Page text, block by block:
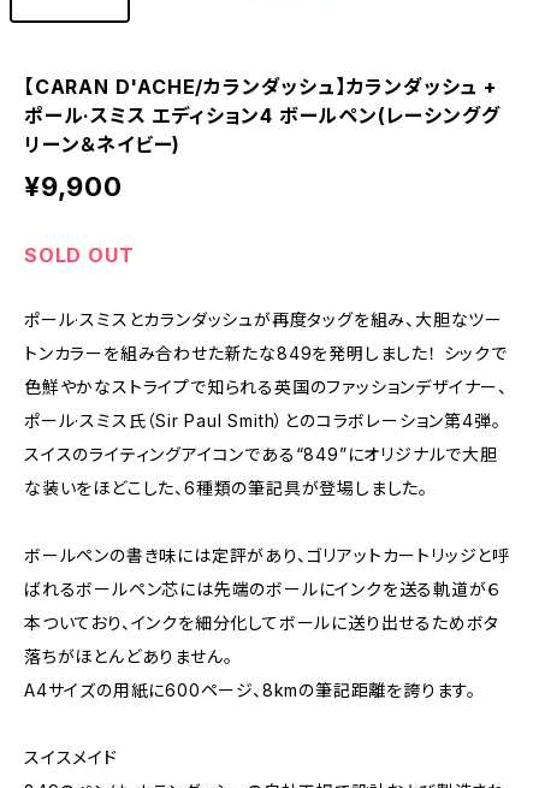
【CARAN D'ACHE/カランダッシュ】カランダッシュ +
ポール·スミス エディション4 ボールペン(レーシンググ
リーン＆ネイビー)
¥9,900
SOLD OUT
ポール·スミスとカランダッシュが再度タッグを組み、大胆なツー
トンカラーを組み合わせた新たな849を発明しました！ シックで
色鮮やかなストライプで知られる英国のファッションデザイナー、
ポール·スミス氏（Sir Paul Smith）とのコラボレーション第4弾。
スイスのライティングアイコンである“849”にオリジナルで大胆
な装いをほどこした、6種類の筆記具が登場しました。
ボールペンの書き味には定評があり、ゴリアットカートリッジと呼
ばれるボールペン芯には先端のボールにインクを送る軌道が６
本ついており、インクを細分化してボールに送り出せるためボタ
落ちがほとんどありません。
A4サイズの用紙に600ページ、8kmの筆記距離を誇ります。
スイスメイド